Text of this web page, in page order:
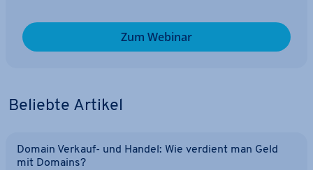
Zum Webinar
Beliebte Artikel
Domain Verkauf- und Handel: Wie verdient man Geld
mit Domains?